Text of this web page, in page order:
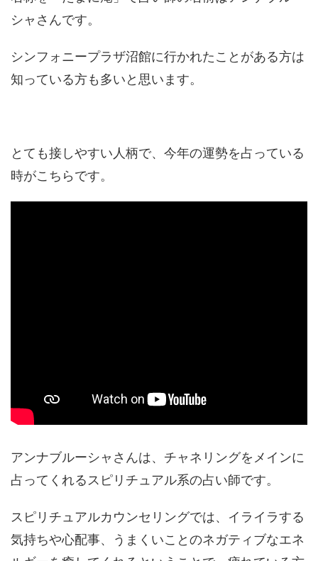
シャさんです。
シンフォニープラザ沼館に行かれたことがある方は
知っている方も多いと思います。
とても接しやすい人柄で、今年の運勢を占っている
時がこちらです。
アンナブルーシャさんは、チャネリングをメインに
占ってくれるスピリチュアル系の占い師です。
スピリチュアルカウンセリングでは、イライラする
気持ちや心配事、うまくいことのネガティブなエネ